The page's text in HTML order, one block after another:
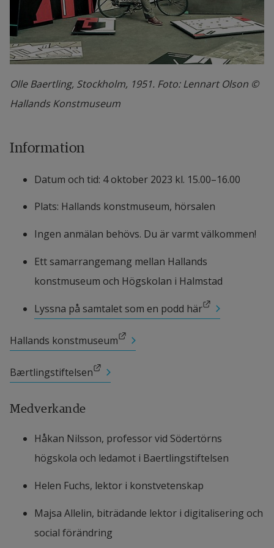
Olle Baertling, Stockholm, 1951. Foto: Lennart Olson ©
Hallands Konstmuseum
Information
Datum och tid: 4 oktober 2023 kl. 15.00–16.00
Plats: Hallands konstmuseum, hörsalen
Ingen anmälan behövs. Du är varmt välkommen!
Ett samarrangemang mellan Hallands
konstmuseum och Högskolan i Halmstad
Lyssna på samtalet som en podd här
Länk till annan webbplats.
Hallands konstmuseum
Länk till annan webbplats.
Bærtlingstiftelsen
Länk till annan webbplats.
Medverkande
Håkan Nilsson, professor vid Södertörns
högskola och ledamot i Baertlingstiftelsen
Helen Fuchs, lektor i konstvetenskap
Majsa Allelin, biträdande lektor i digitalisering och
social förändring